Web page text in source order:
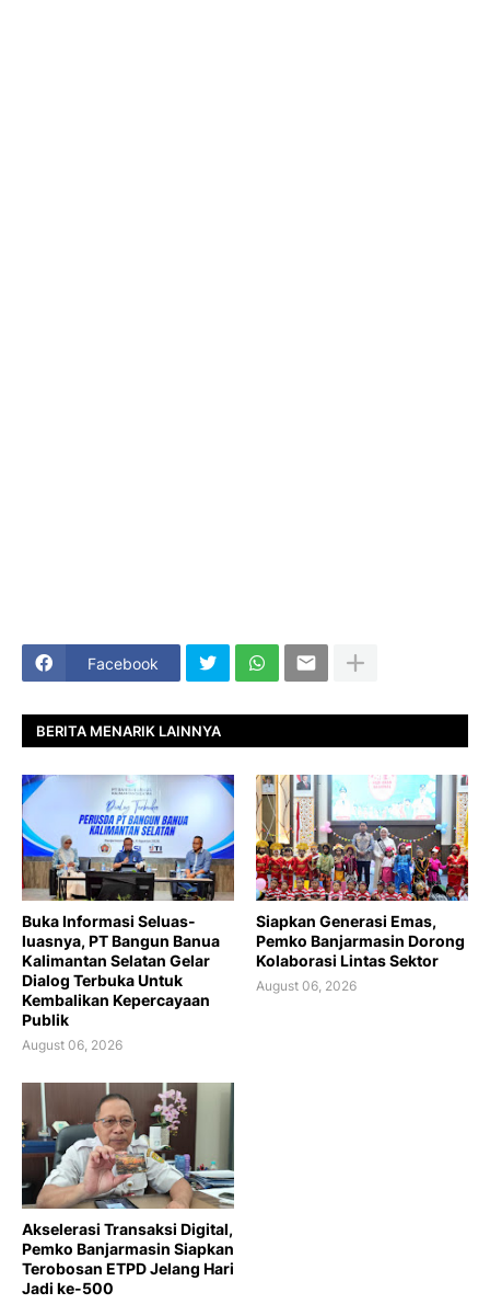
Facebook
BERITA MENARIK LAINNYA
Buka Informasi Seluas-
luasnya, PT Bangun Banua
Kalimantan Selatan Gelar
Dialog Terbuka Untuk
Kembalikan Kepercayaan
Publik
August 06, 2026
Siapkan Generasi Emas,
Pemko Banjarmasin Dorong
Kolaborasi Lintas Sektor
August 06, 2026
Akselerasi Transaksi Digital,
Pemko Banjarmasin Siapkan
Terobosan ETPD Jelang Hari
Jadi ke-500